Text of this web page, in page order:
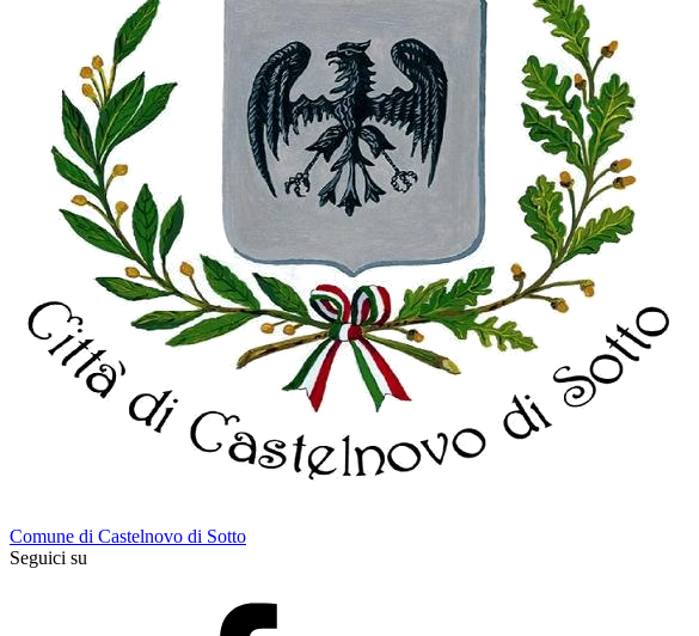
Comune di Castelnovo di Sotto
Seguici su